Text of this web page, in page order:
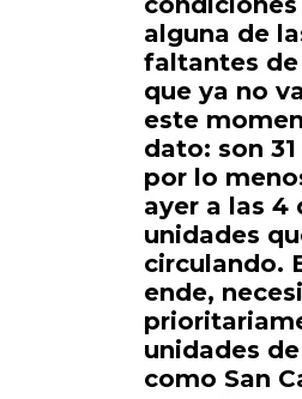
alguna de
faltantes de
que ya no
este
dato: son
por lo
ayer a las 4
unidades
circulando.
ende,
unidades
como San